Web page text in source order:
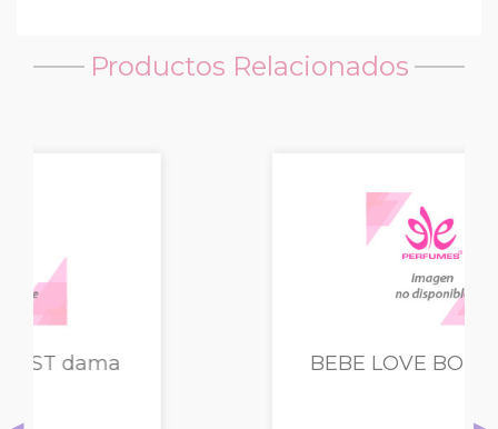
Productos Relacionados
BEBE LOVE BODY dama